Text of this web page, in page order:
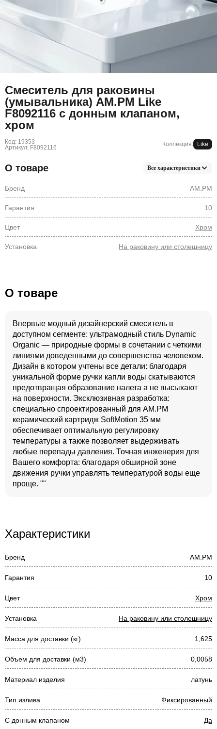
Смеситель для раковины
(умывальника) AM.PM Like
F8092116 с донным клапаном,
хром
Код: 19353
Артикул: F8092116
Коллекция: Like
О товаре Все характеристики
Бренд AM.PM
Гарантия 10
Цвет Хром
Установка На раковину или столешницу
О товаре
Впервые модный дизайнерский смеситель в
доступном сегменте: ультрамодный стиль Dynamic
Organic — природные формы в сочетании с четкими
линиями доведенными до совершенства человеком.
Дизайн в котором учтены все детали: благодаря
уникальной форме ручки капли воды скатываются
предотвращая образование налета а не высыхают
на поверхности. Эксклюзивная разработка:
специально спроектированный для АМ.РМ
керамический картридж SoftMotion 35 мм
обеспечивает оптимальную регулировку
температуры а также позволяет выдерживать
любые перепады давления. Точная инженерия для
Вашего комфорта: благодаря обширной зоне
движения ручки управлять температурой воды еще
проще. ""
Характеристики
Бренд AM.PM
Гарантия 10
Цвет Хром
Установка На раковину или столешницу
Масса для доставки (кг) 1,625
Объем для доставки (м3) 0,0058
Материал изделия латунь
Тип излива Фиксированный
С донным клапаном Да